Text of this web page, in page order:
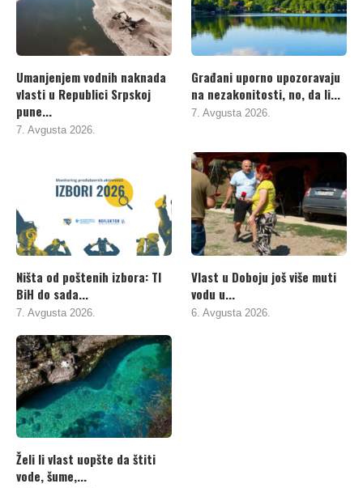
Umanjenjem vodnih naknada
vlasti u Republici Srpskoj
pune...
7. Avgusta 2026.
Građani uporno upozoravaju
na nezakonitosti, no, da li...
7. Avgusta 2026.
Ništa od poštenih izbora: TI
BiH do sada...
7. Avgusta 2026.
Vlast u Doboju još više muti
vodu u...
6. Avgusta 2026.
Želi li vlast uopšte da štiti
vode, šume,...